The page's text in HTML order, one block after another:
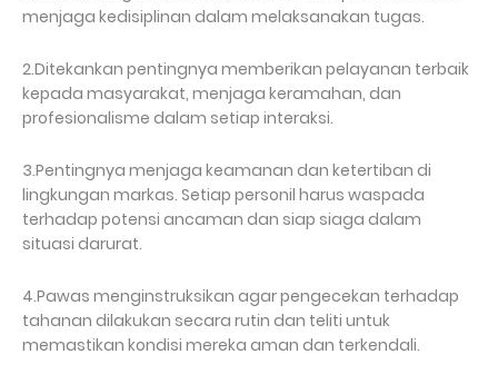
menjaga kedisiplinan dalam melaksanakan tugas.
2.Ditekankan pentingnya memberikan pelayanan terbaik
kepada masyarakat, menjaga keramahan, dan
profesionalisme dalam setiap interaksi.
3.Pentingnya menjaga keamanan dan ketertiban di
lingkungan markas. Setiap personil harus waspada
terhadap potensi ancaman dan siap siaga dalam
situasi darurat.
4.Pawas menginstruksikan agar pengecekan terhadap
tahanan dilakukan secara rutin dan teliti untuk
memastikan kondisi mereka aman dan terkendali.